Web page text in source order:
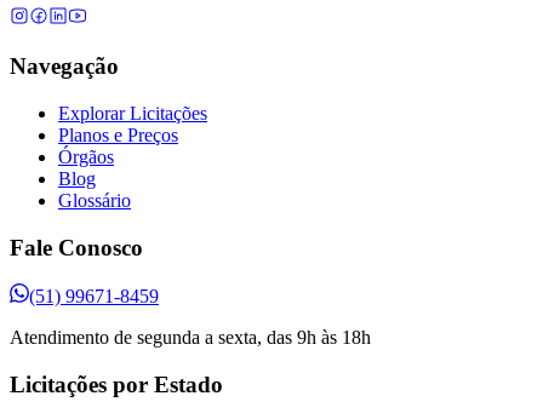
Navegação
Explorar Licitações
Planos e Preços
Órgãos
Blog
Glossário
Fale Conosco
(51) 99671-8459
Atendimento de segunda a sexta, das 9h às 18h
Licitações por Estado